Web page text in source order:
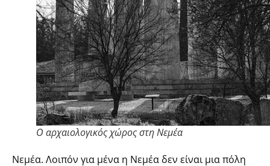
Ο αρχαιολογικός χώρος στη Νεμέα
Νεμέα. Λοιπόν για μένα η Νεμέα δεν είναι μια πόλη